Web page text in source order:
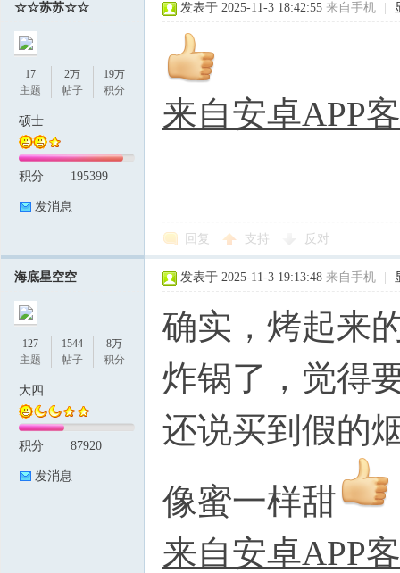
☆☆苏苏☆☆
17
主题
2万
帖子
19万
积分
硕士
积分 195399
发消息
发表于 2025-11-3 18:42:55 来自手机
来自安卓APP
回复 支持 反对
海底星空空
127
主题
1544
帖子
8万
积分
大四
积分 87920
发消息
发表于 2025-11-3 19:13:48 来自手机
确实，烤起来
炸锅了，觉得
还说买到假的
像蜜一样甜
来自安卓APP